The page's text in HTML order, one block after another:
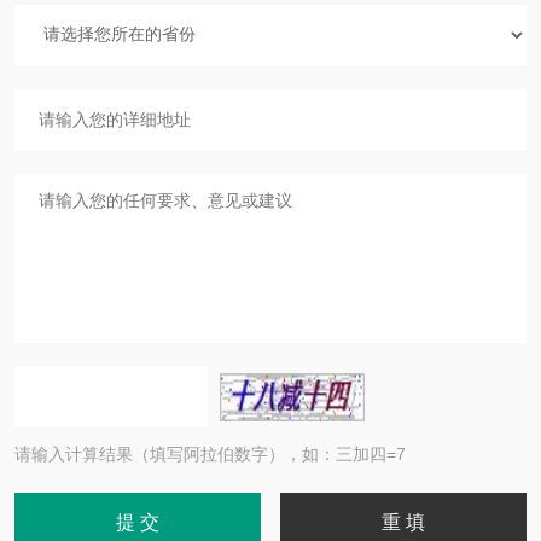
请输入计算结果（填写阿拉伯数字），如：三加四=7